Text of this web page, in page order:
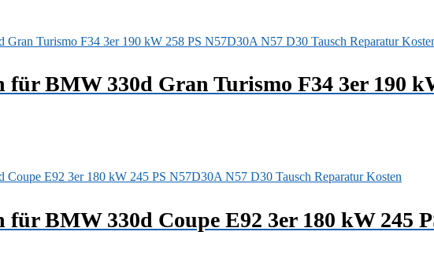
für BMW 330d Gran Turismo F34 3er 190
für BMW 330d Coupe E92 3er 180 kW 245